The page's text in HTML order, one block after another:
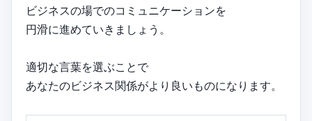
ビジネスの場でのコミュニケーションを
円滑に進めていきましょう。
適切な言葉を選ぶことで
あなたのビジネス関係がより良いものになります。